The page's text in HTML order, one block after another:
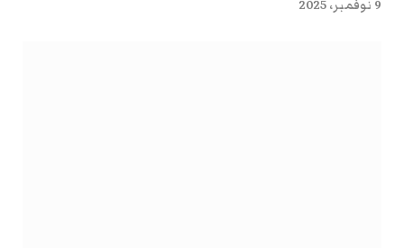
9 نوفمبر، 2025